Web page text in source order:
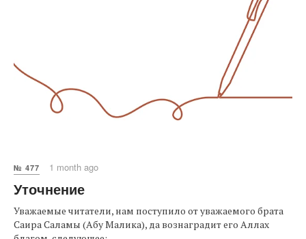
№ 477 1 month ago
Уточнение
Уважаемые читатели, нам поступило от уважаемого брата
Саира Саламы (Абу Малика), да вознаградит его Аллах